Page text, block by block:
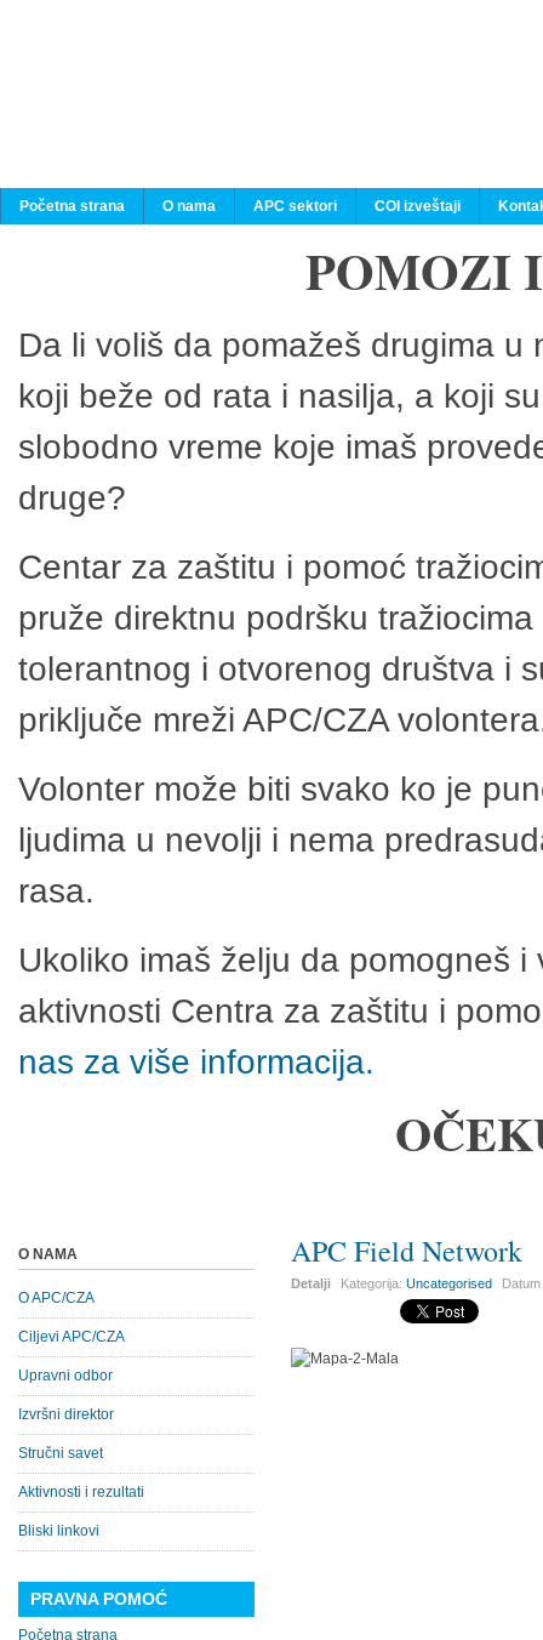
Početna strana O nama APC sektori COI izveštaji
POMOZI
Da li voliš da pomažeš drugima
koji beže od rata i nasilja, a koji
slobodno vreme koje imaš
druge?
Centar za zaštitu i pomoć
pruže direktnu podršku
tolerantnog i otvorenog društva i
priključe mreži APC/CZA
Volonter može biti svako ko je
ljudima u nevolji i nema
rasa.
Ukoliko imaš želju da pomogneš
aktivnosti Centra za zaštitu i
nas za više informacija.
APC Field Network
Detalji Kategorija:Uncategorised
O NAMA
O APC/CZA
Ciljevi APC/CZA
Upravni odbor
Izvršni direktor
Stručni savet
Aktivnosti i rezultati
Bliski linkovi
PRAVNA POMOĆ
Početna strana